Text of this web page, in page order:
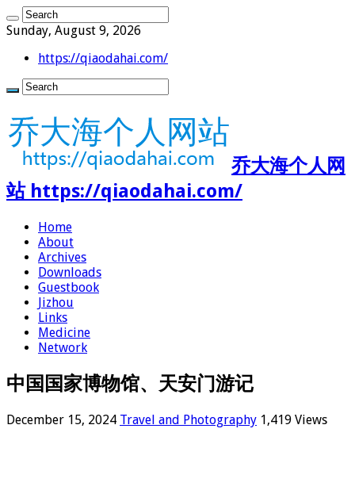
Sunday, August 9, 2026
https://qiaodahai.com/
乔大海个人网
站 https://qiaodahai.com/
Home
About
Archives
Downloads
Guestbook
Jizhou
Links
Medicine
Network
中国国家博物馆、天安门游记
December 15, 2024 Travel and Photography 1,419 Views